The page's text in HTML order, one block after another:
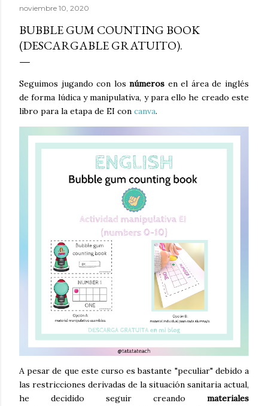
noviembre 10, 2020
BUBBLE GUM COUNTING BOOK
(DESCARGABLE GRATUITO).
Seguimos jugando con losnúmeros en el área de inglés
de forma lúdica y manipulativa, y para ello he creado este
libro para la etapa de EI con canva.
A pesar de que este curso es bastante "peculiar" debido a
las restricciones derivadas de la situación sanitaria actual,
he decidido seguir creando
materiales